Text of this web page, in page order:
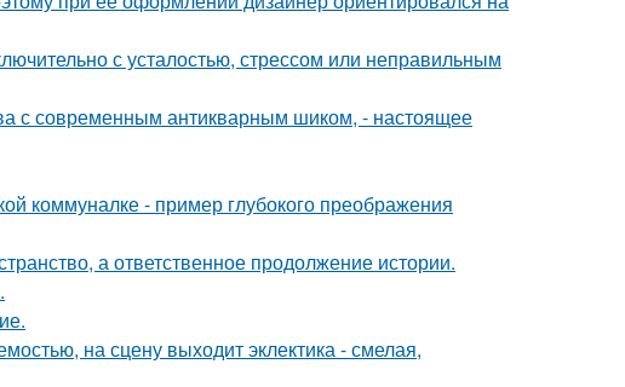
с усталостью, стрессом или неправильным
с современным антикварным шиком, - настоящее
коммуналке - пример глубокого преображения
а ответственное продолжение истории.
на сцену выходит эклектика - смелая,